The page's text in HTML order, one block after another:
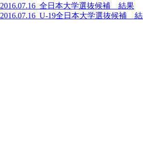
2016.07.16_全日本大学選抜候補 結果
2016.07.16_U-19全日本大学選抜候補